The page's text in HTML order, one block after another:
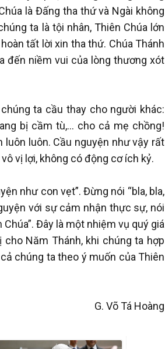
là Đấng tha thứ và Ngài không
ta là tội nhân, Thiên Chúa lớn
tất lời xin tha thứ. Chúa Thánh
đến niềm vui của lòng thương xót
ta cầu thay cho người khác:
bị cầm tù,... cho cả mẹ chồng!
luôn. Cầu nguyện như vậy rất
vị lợi, không có động cơ ích kỷ.
như con vẹt”. Đừng nói “bla, bla,
với sự cảm nhận thực sự, nói
Chúa”. Đây là một nhiệm vụ quý giá
Năm Thánh, khi chúng ta hợp
chúng ta theo ý muốn của Thiên
G. Võ Tá Hoàng